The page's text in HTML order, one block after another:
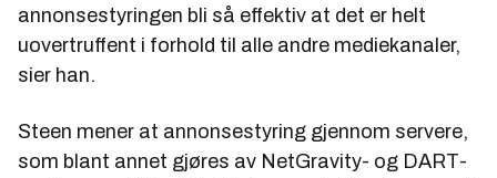
annonsestyringen bli så effektiv at det er helt
uovertruffent i forhold til alle andre mediekanaler,
sier han.
Steen mener at annonsestyring gjennom servere,
som blant annet gjøres av NetGravity- og DART-